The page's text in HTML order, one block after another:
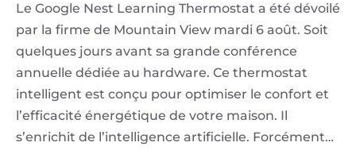
Le Google Nest Learning Thermostat a été dévoilé
par la firme de Mountain View mardi 6 août. Soit
quelques jours avant sa grande conférence
annuelle dédiée au hardware. Ce thermostat
intelligent est conçu pour optimiser le confort et
l’efficacité énergétique de votre maison. Il
s’enrichit de l’intelligence artificielle. Forcément…